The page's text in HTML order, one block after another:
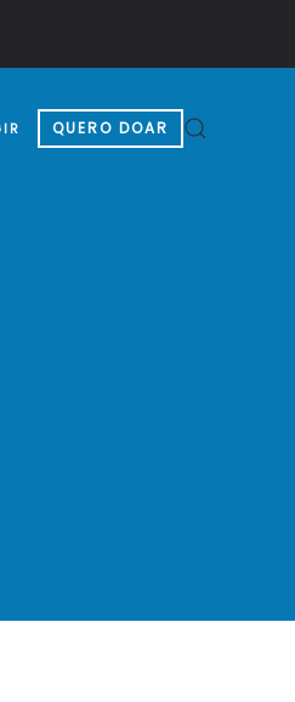
QUERO DOAR